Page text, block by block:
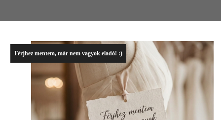
Férjhez mentem, már nem vagyok eladó! :)